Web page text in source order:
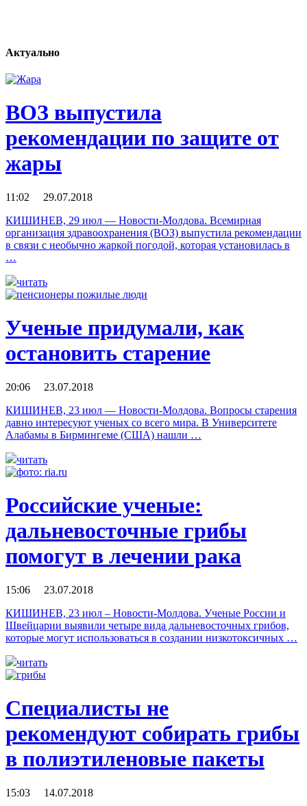
Актуально
ВОЗ выпустила
рекомендации по защите от
жары
11:02 29.07.2018
КИШИНЕВ, 29 июл — Новости-Молдова. Всемирная
организация здравоохранения (ВОЗ) выпустила рекомендации
в связи с необычно жаркой погодой, которая установилась в
…
читать
Ученые придумали, как
остановить старение
20:06 23.07.2018
КИШИНЕВ, 23 июл — Новости-Молдова. Вопросы старения
давно интересуют ученых со всего мира. В Университете
Алабамы в Бирмингеме (США) нашли …
читать
Российские ученые:
дальневосточные грибы
помогут в лечении рака
15:06 23.07.2018
КИШИНЕВ, 23 июл – Новости-Молдова. Ученые России и
Швейцарии выявили четыре вида дальневосточных грибов,
которые могут использоваться в создании низкотоксичных …
читать
Специалисты не
рекомендуют собирать грибы
в полиэтиленовые пакеты
15:03 14.07.2018